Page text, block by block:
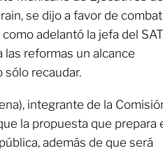
se dijo a favor de
adelantó la jefa del
las reformas un alcance
sólo recaudar.
integrante de la
la propuesta que prepara
además de que será